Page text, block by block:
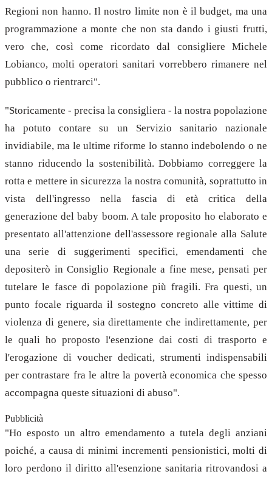
Regioni non hanno. Il nostro limite non è il budget, ma una
programmazione a monte che non sta dando i giusti frutti,
vero che, così come ricordato dal consigliere Michele
Lobianco, molti operatori sanitari vorrebbero rimanere nel
pubblico o rientrarci".
"Storicamente - precisa la consigliera - la nostra popolazione
ha potuto contare su un Servizio sanitario nazionale
invidiabile, ma le ultime riforme lo stanno indebolendo o ne
stanno riducendo la sostenibilità. Dobbiamo correggere la
rotta e mettere in sicurezza la nostra comunità, soprattutto in
vista dell'ingresso nella fascia di età critica della
generazione del baby boom. A tale proposito ho elaborato e
presentato all'attenzione dell'assessore regionale alla Salute
una serie di suggerimenti specifici, emendamenti che
depositerò in Consiglio Regionale a fine mese, pensati per
tutelare le fasce di popolazione più fragili. Fra questi, un
punto focale riguarda il sostegno concreto alle vittime di
violenza di genere, sia direttamente che indirettamente, per
le quali ho proposto l'esenzione dai costi di trasporto e
l'erogazione di voucher dedicati, strumenti indispensabili
per contrastare fra le altre la povertà economica che spesso
accompagna queste situazioni di abuso".
Pubblicità
"Ho esposto un altro emendamento a tutela degli anziani
poiché, a causa di minimi incrementi pensionistici, molti di
loro perdono il diritto all'esenzione sanitaria ritrovandosi a